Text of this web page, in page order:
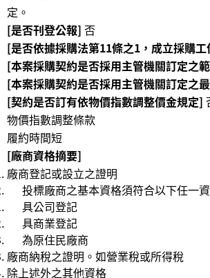
公
開
資
訊
語系
定。
[是否刊登公報] 否
[是否依據採購法第11條之1，成立採購
[本案採購契約是否採用主管機關訂定之
[本案採購契約是否採用主管機關訂定之
[契約是否訂有依物價指數調整價金規定]
物價指數調整條款
履約時間短
[廠商資格摘要]
廠商登記或設立之證明
投標廠商之基本資格須符合以下任一資
具公司登記
具商業登記
為原住民廠商
廠商納稅之證明。如營業稅或所得稅
除上述外之其他資格